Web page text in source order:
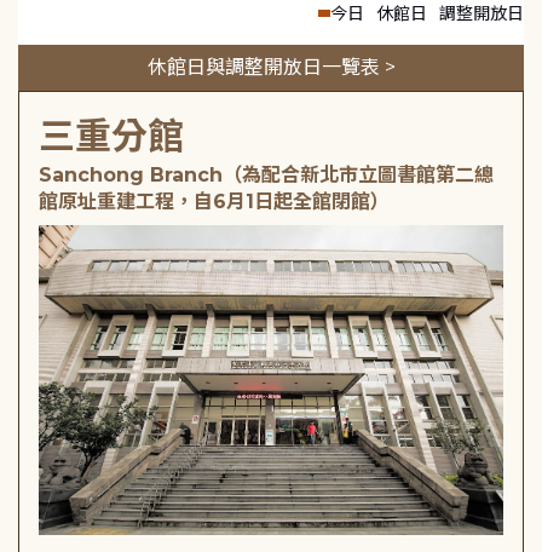
今日 休館日 調整開放日
休館日與調整開放日一覽表 >
三重分館
Sanchong Branch（為配合新北市立圖書館第二總
館原址重建工程，自6月1日起全館閉館）